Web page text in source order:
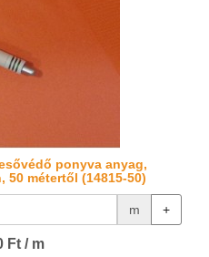
ponyva anyag,
50 métertől (14815-50)
m +
Ft / m